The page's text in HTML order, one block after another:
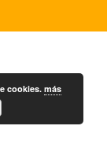
cookies.más